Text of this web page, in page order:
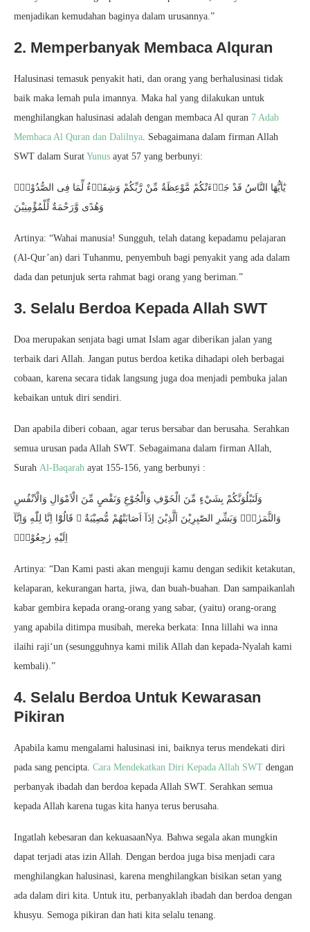
menjadikan kemudahan baginya dalam urusannya.”
2. Memperbanyak Membaca Alquran
Halusinasi temasuk penyakit hati, dan orang yang berhalusinasi tidak
baik maka lemah pula imannya. Maka hal yang dilakukan untuk
menghilangkan halusinasi adalah dengan membaca Al quran 7 Adab
Membaca Al Quran dan Dalilnya. Sebagaimana dalam firman Allah
SWT dalam Surat Yunus ayat 57 yang berbunyi:
يٰٓاَيُّهَا النَّاسُ قَدْ جَاۤءَتْكُمْ مَّوْعِظَةٌ مِّنْ رَّبِّكُمْ وَشِفَاۤءٌ لِّمَا فِى الصُّدُوْرِۙ
وَهُدًى وَّرَحْمَةٌ لِّلْمُؤْمِنِيْنَ
Artinya: “Wahai manusia! Sungguh, telah datang kepadamu pelajaran
(Al-Qur’an) dari Tuhanmu, penyembuh bagi penyakit yang ada dalam
dada dan petunjuk serta rahmat bagi orang yang beriman.”
3. Selalu Berdoa Kepada Allah SWT
Doa merupakan senjata bagi umat Islam agar diberikan jalan yang
terbaik dari Allah. Jangan putus berdoa ketika dihadapi oleh berbagai
cobaan, karena secara tidak langsung juga doa menjadi pembuka jalan
kebaikan untuk diri sendiri.
Dan apabila diberi cobaan, agar terus bersabar dan berusaha. Serahkan
semua urusan pada Allah SWT. Sebagaimana dalam firman Allah,
Surah Al-Baqarah ayat 155-156, yang berbunyi :
وَلَنَبْلُوَنَّكُمْ بِشَيْءٍ مِّنَ الْخَوْفِ وَالْجُوْعِ وَنَقْصٍ مِّنَ الْاَمْوَالِ وَالْاَنْفُسِ
وَالثَّمَرٰتِۗ وَبَشِّرِ الصّٰبِرِيْنَ اَلَّذِيْنَ اِذَآ اَصَابَتْهُمْ مُّصِيْبَةٌ ۗ قَالُوْٓا اِنَّا لِلّٰهِ وَاِنَّآ
اِلَيْهِ رٰجِعُوْنَۗ
Artinya: “Dan Kami pasti akan menguji kamu dengan sedikit ketakutan,
kelaparan, kekurangan harta, jiwa, dan buah-buahan. Dan sampaikanlah
kabar gembira kepada orang-orang yang sabar, (yaitu) orang-orang
yang apabila ditimpa musibah, mereka berkata: Inna lillahi wa inna
ilaihi raji‘un (sesungguhnya kami milik Allah dan kepada-Nyalah kami
kembali).”
4. Selalu Berdoa Untuk Kewarasan
Pikiran
Apabila kamu mengalami halusinasi ini, baiknya terus mendekati diri
pada sang pencipta. Cara Mendekatkan Diri Kepada Allah SWT dengan
perbanyak ibadah dan berdoa kepada Allah SWT. Serahkan semua
kepada Allah karena tugas kita hanya terus berusaha.
Ingatlah kebesaran dan kekuasaanNya. Bahwa segala akan mungkin
dapat terjadi atas izin Allah. Dengan berdoa juga bisa menjadi cara
menghilangkan halusinasi, karena menghilangkan bisikan setan yang
ada dalam diri kita. Untuk itu, perbanyaklah ibadah dan berdoa dengan
khusyu. Semoga pikiran dan hati kita selalu tenang.